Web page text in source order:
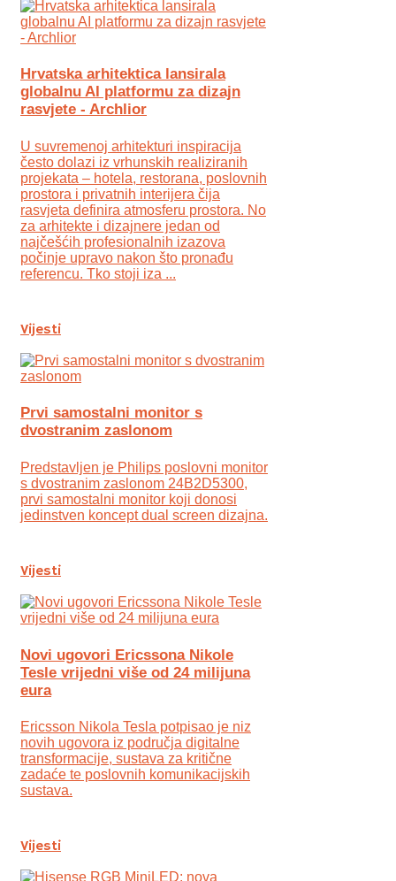
Hrvatska arhitektica lansirala
globalnu AI platformu za dizajn
rasvjete - Archlior
U suvremenoj arhitekturi inspiracija
često dolazi iz vrhunskih realiziranih
projekata – hotela, restorana, poslovnih
prostora i privatnih interijera čija
rasvjeta definira atmosferu prostora. No
za arhitekte i dizajnere jedan od
najčešćih profesionalnih izazova
počinje upravo nakon što pronađu
referencu. Tko stoji iza ...
Vijesti
Prvi samostalni monitor s
dvostranim zaslonom
Predstavljen je Philips poslovni monitor
s dvostranim zaslonom 24B2D5300,
prvi samostalni monitor koji donosi
jedinstven koncept dual screen dizajna.
Vijesti
Novi ugovori Ericssona Nikole
Tesle vrijedni više od 24 milijuna
eura
Ericsson Nikola Tesla potpisao je niz
novih ugovora iz područja digitalne
transformacije, sustava za kritične
zadaće te poslovnih komunikacijskih
sustava.
Vijesti